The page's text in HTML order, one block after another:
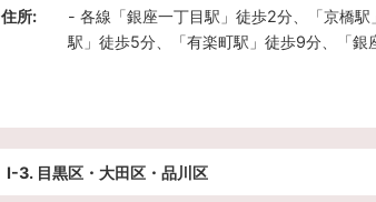
住所:
- 各線「銀座一丁目駅」徒歩2分、「京橋
駅」徒歩5分、「有楽町駅」徒歩9分、「銀
Ⅰ-3. 目黒区・大田区・品川区